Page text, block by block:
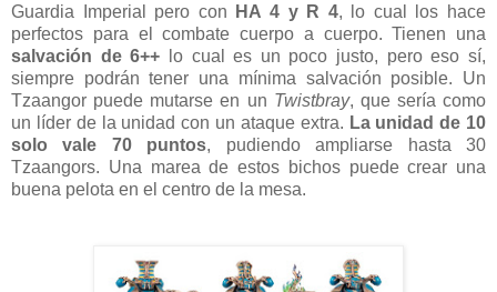
Guardia Imperial pero con
HA 4 y R 4, lo cual los hace
perfectos para el combate cuerpo a cuerpo. Tienen una
salvación de 6++ lo cual es un poco justo, pero eso sí,
siempre podrán tener una mínima salvación posible. Un
Tzaangor puede mutarse en un Twistbray, que sería como
un líder de la unidad con un ataque extra. La unidad de 10
solo vale 70 puntos, pudiendo ampliarse hasta 30
Tzaangors. Una marea de estos bichos puede crear una
buena pelota en el centro de la mesa.